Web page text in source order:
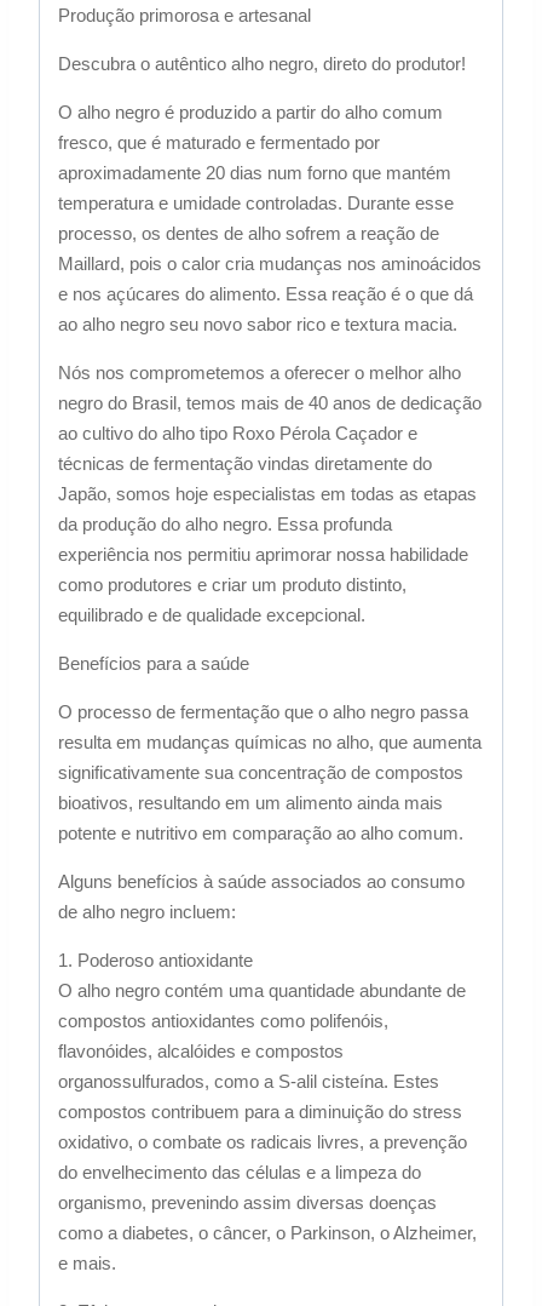
Produção primorosa e artesanal
Descubra o autêntico alho negro, direto do produtor!
O alho negro é produzido a partir do alho comum
fresco, que é maturado e fermentado por
aproximadamente 20 dias num forno que mantém
temperatura e umidade controladas. Durante esse
processo, os dentes de alho sofrem a reação de
Maillard, pois o calor cria mudanças nos aminoácidos
e nos açúcares do alimento. Essa reação é o que dá
ao alho negro seu novo sabor rico e textura macia.
Nós nos comprometemos a oferecer o melhor alho
negro do Brasil, temos mais de 40 anos de dedicação
ao cultivo do alho tipo Roxo Pérola Caçador e
técnicas de fermentação vindas diretamente do
Japão, somos hoje especialistas em todas as etapas
da produção do alho negro. Essa profunda
experiência nos permitiu aprimorar nossa habilidade
como produtores e criar um produto distinto,
equilibrado e de qualidade excepcional.
Benefícios para a saúde
O processo de fermentação que o alho negro passa
resulta em mudanças químicas no alho, que aumenta
significativamente sua concentração de compostos
bioativos, resultando em um alimento ainda mais
potente e nutritivo em comparação ao alho comum.
Alguns benefícios à saúde associados ao consumo
de alho negro incluem:
1. Poderoso antioxidante
O alho negro contém uma quantidade abundante de
compostos antioxidantes como polifenóis,
flavonóides, alcalóides e compostos
organossulfurados, como a S-alil cisteína. Estes
compostos contribuem para a diminuição do stress
oxidativo, o combate os radicais livres, a prevenção
do envelhecimento das células e a limpeza do
organismo, prevenindo assim diversas doenças
como a diabetes, o câncer, o Parkinson, o Alzheimer,
e mais.